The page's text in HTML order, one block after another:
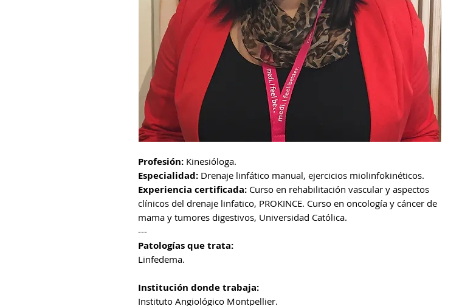
Profesión: Kinesióloga.
Especialidad: Drenaje linfático manual, ejercicios miolinfokinéticos.
Experiencia certificada: Curso en rehabilitación vascular y aspectos
clínicos del drenaje linfatico, PROKINCE. Curso en oncología y cáncer de
mama y tumores digestivos, Universidad Católica.
---
Patologías que trata:
Linfedema.
Institución donde trabaja:
Instituto Angiológico Montpellier.